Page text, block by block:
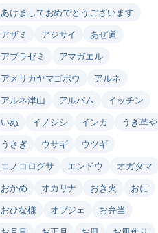
あけましておめでとうございます
アザミ
アジサイ
あぜ道
アブラゼミ
アマガエル
アメリカヤマゴボウ
アルネ
アルネ津山
アルバム
イッチン
いぬ
イノシシ インカ
うき草や
うさぎ
ウサギ
ウツギ
エノコログサ
エンドウ
オガタマ
おかめ
オカリナ おき火
おに
おひな様
オブジェ
お弁当